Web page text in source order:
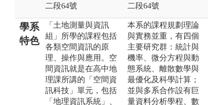
二段64號
二段64號
學系
特色
「土地測量與資訊
組」所學的課程包括
各類空間資訊的原
理、操作與應用。空
間資訊就是在高中地
理課所講的「空間資
訊科技」單元，包括
「地理資訊系統」、
本系的課程規劃理論
與實務並重，有四個
主要研究群：統計與
機率、微分方程與動
態系統、離散數學與
最優化及科學計算；
並與多系合作設有巨
量資料分析學程、數